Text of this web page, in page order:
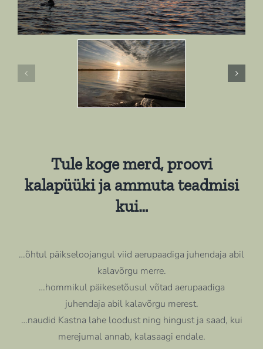
Tule koge merd, proovi
kalapüüki ja ammuta teadmisi
kui…
…õhtul päikseloojangul viid aerupaadiga juhendaja abil
kalavõrgu merre.
…hommikul päikesetõusul võtad aerupaadiga
juhendaja abil kalavõrgu merest.
…naudid Kastna lahe loodust ning hingust ja saad, kui
merejumal annab, kalasaagi endale.